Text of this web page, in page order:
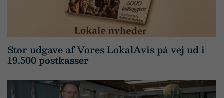
Stor udgave af Vores LokalAvis på vej ud i
19.500 postkasser